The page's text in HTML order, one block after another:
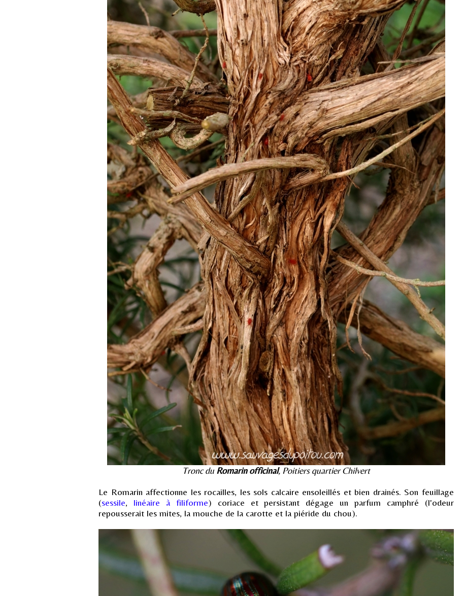
Tronc du Romarin officinal, Poitiers quartier Chilvert
Le Romarin affectionne les rocailles, les sols calcaire ensoleillés et bien drainés. Son feuillage
(sessile, linéaire à filiforme) coriace et persistant dégage un parfum camphré (l'odeur
repousserait les mites, la mouche de la carotte et la piéride du chou).